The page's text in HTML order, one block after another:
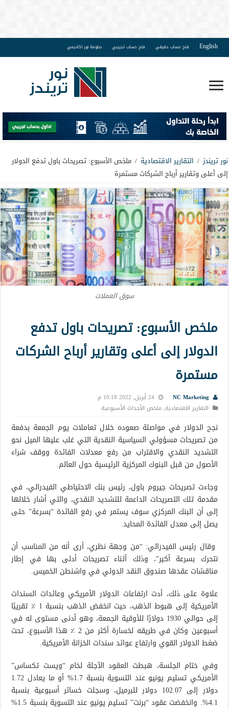
English فتح حساب حقيقي فتح حساب تجريبي دبلومة نور اكاديمي
نور تريندز / التقارير الاقتصادية / ملخص الأسبوع: تصريحات باول تدفع الدولار
إلى أعلى وتقارير أرباح الشركات مستمرة
سوق العملات
ملخص الأسبوع: تصريحات باول تدفع
الدولار إلى أعلى وتقارير أرباح الشركات
مستمرة
NC Marketing
24 أبريل, 2022 10:18 م
التقارير الاقتصادية,ملخص الأحداث الأسبوعية
نجح الدولار في مواصلة صعوده خلال تعاملات يوم الجمعة بدفعة
من تصريحات مسؤولي السياسية النقدية التي غلب عليها الميل نحو
التشديد النقدي والاقتراب من رفع معدلات الفائدة ووقف شراء
الأصول من قبل البنوك المركزية الرئيسية حول العالم.
وجاءت تصريحات جيروم باول، رئيس بنك الاحتياطي الفيدرالي، في
مقدمة تلك التصريحات الداعمة للتشديد النقدي، والتي أشار خلالها
إلى أن البنك المركزي سوف يستمر في رفع الفائدة “بسرعة” حتى
يصل إلى معدل الفائدة المحايد.
وقال رئيس الفيدرالي: “من وجهة نظري، أرى أنه من المناسب أن
نتحرك بسرعة أكبر”، وذلك أثناء تصريحات أدلى بها في إطار
مناقشات عقدها صندوق النقد الدولي في واشنطن الخميس.
علاوة على ذلك، أدت ارتفاعات الدولار الأمريكي وعائدات السندات
الأمريكية إلى هبوط الذهب، حيث انخفض الذهب بنسبة 1 ٪ تقريبًا
إلى حوالي 1930 دولارًا للأوقية الجمعة، وهو أدنى مستوى له في
أسبوعين وكان في طريقه لخسارة أكثر من 2 ٪ هذا الأسبوع، تحت
ضغط الدولار القوي وارتفاع عوائد سندات الخزانة الأمريكية.
وفي ختام الجلسة، هبطت العقود الآجلة لخام “ويست تكساس”
الأمريكي تسليم يونيو عند التسوية بنسبة 1.7% أو ما يعادل 1.72
دولار إلى 102.07 دولار للبرميل، وسجلت خسائر أسبوعية بنسبة
4.1%. وانخفضت عقود “برنت” تسليم يونيو عند التسوية بنسبة 1.5%